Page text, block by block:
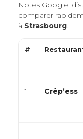
Notes Google,
comparer
à Strasbourg.
#
1 Crêp’ess